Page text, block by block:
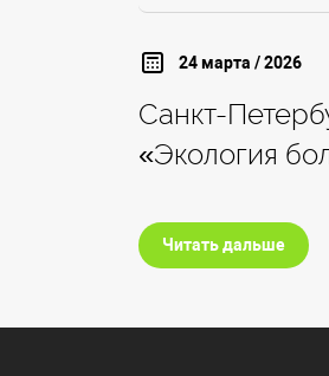
24 марта / 2026
Санкт-
«Экология
Читать дальше